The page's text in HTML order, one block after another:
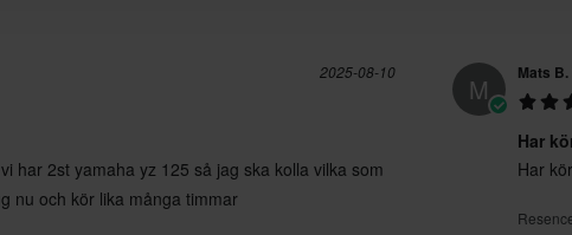
2025-08-10
har 2st yamaha yz 125 så jag ska kolla vilka som
nu och kör lika många timmar
M Mats B.
Har
Har